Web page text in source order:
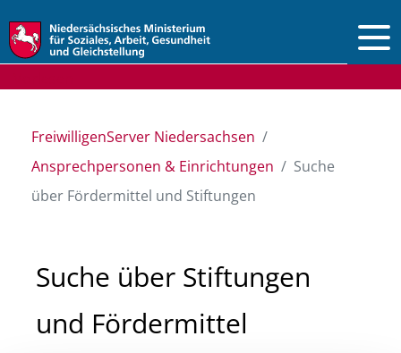
FreiwilligenServer Niedersachsen
Ansprechpersonen & Einrichtungen
Suche
über Fördermittel und Stiftungen
Suche über Stiftungen
und Fördermittel